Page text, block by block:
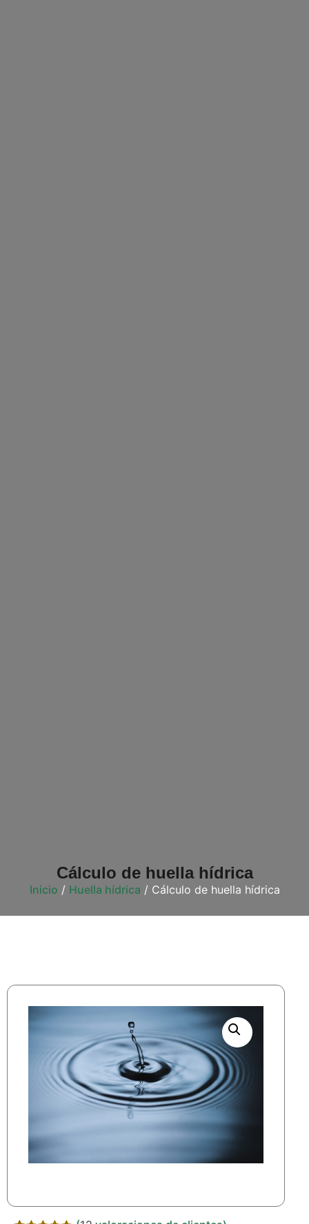
Cálculo de huella hídrica
Inicio / Huella hídrica / Cálculo de huella hídrica